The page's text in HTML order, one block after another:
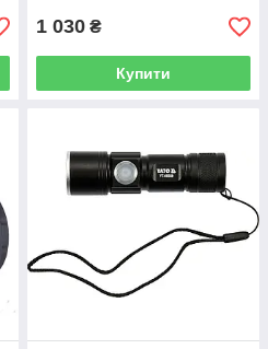
1 030 ₴
Купити